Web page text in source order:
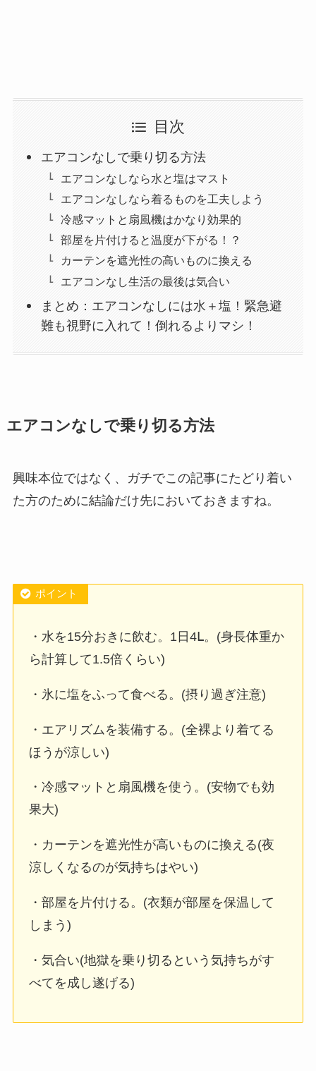
目次
エアコンなしで乗り切る方法
エアコンなしなら水と塩はマスト
エアコンなしなら着るものを工夫しよう
冷感マットと扇風機はかなり効果的
部屋を片付けると温度が下がる！？
カーテンを遮光性の高いものに換える
エアコンなし生活の最後は気合い
まとめ：エアコンなしには水＋塩！緊急避
難も視野に入れて！倒れるよりマシ！
エアコンなしで乗り切る方法
興味本位ではなく、ガチでこの記事にたどり着い
た方のために結論だけ先においておきますね。
ポイント
・水を15分おきに飲む。1日4Ⅼ。(身長体重か
ら計算して1.5倍くらい)
・氷に塩をふって食べる。(摂り過ぎ注意)
・エアリズムを装備する。(全裸より着てる
ほうが涼しい)
・冷感マットと扇風機を使う。(安物でも効
果大)
・カーテンを遮光性が高いものに換える(夜
涼しくなるのが気持ちはやい)
・部屋を片付ける。(衣類が部屋を保温して
しまう)
・気合い(地獄を乗り切るという気持ちがす
べてを成し遂げる)